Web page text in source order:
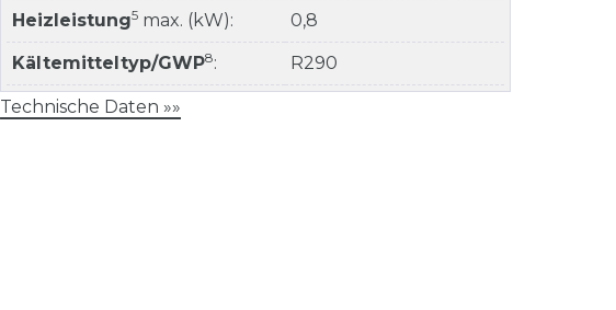
Heizleistung5 max. (kW): 0,8
Kältemitteltyp/GWP8: R290
Technische Daten »»